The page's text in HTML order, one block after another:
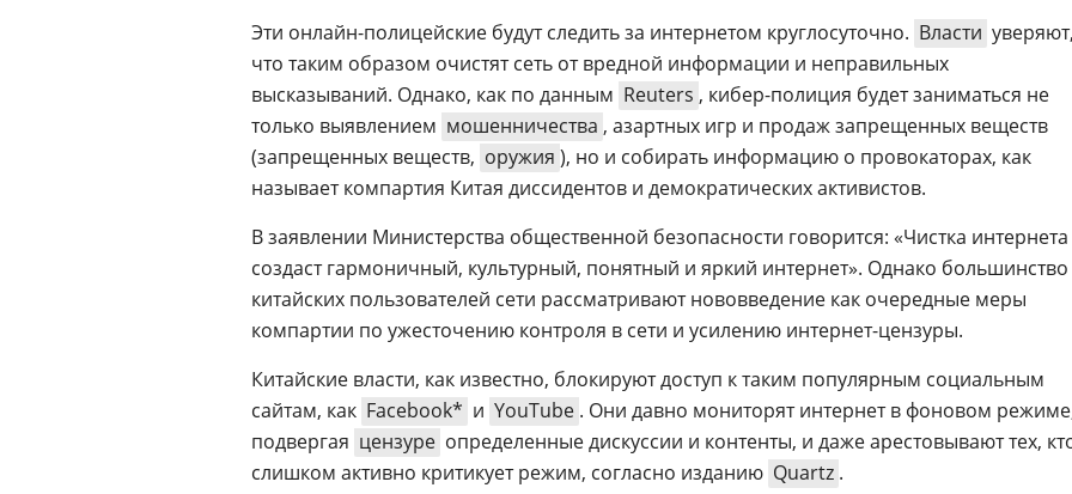
Эти онлайн-полицейские будут следить за интернетом круглосуточно. Власти
что таким образом очистят сеть от вредной информации и неправильных
высказываний. Однако, как по данным Reuters , кибер-полиция будет заниматься не
только выявлением мошенничества , азартных игр и продаж запрещенных веществ
(запрещенных веществ, оружия ), но и собирать информацию о провокаторах, как
называет компартия Китая диссидентов и демократических активистов.
В заявлении Министерства общественной безопасности говорится: «Чистка интернета
создаст гармоничный, культурный, понятный и яркий интернет». Однако большинство
китайских пользователей сети рассматривают нововведение как очередные меры
компартии по ужесточению контроля в сети и усилению интернет-цензуры.
Китайские власти, как известно, блокируют доступ к таким популярным социальным
сайтам, как Facebook* и YouTube . Они давно мониторят интернет в фоновом
подвергая цензуре определенные дискуссии и контенты, и даже арестовывают тех,
слишком активно критикует режим, согласно изданию Quartz .